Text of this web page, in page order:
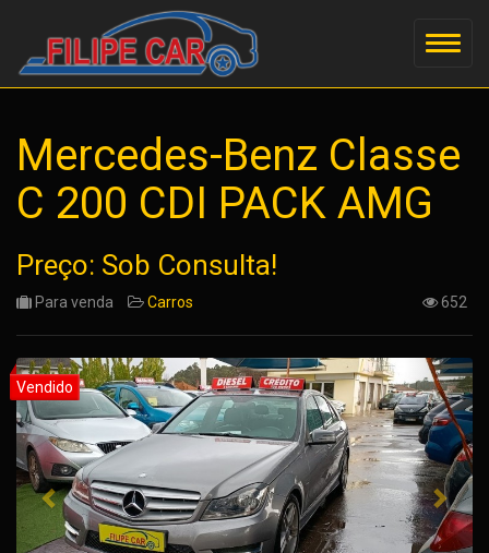
Mercedes-Benz Classe
C 200 CDI PACK AMG
Preço: Sob Consulta!
Para venda Carros 652